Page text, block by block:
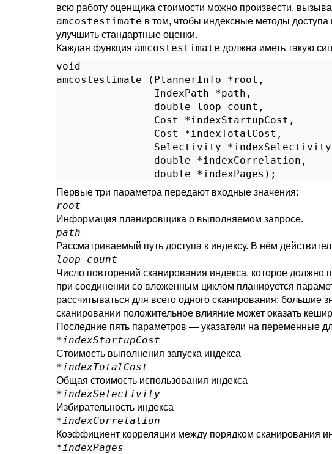
всю работу оценщика стоимости можно произвести,
amcostestimate в том, чтобы индексные методы
улучшить стандартные оценки.
Каждая функция amcostestimate должна иметь такую
void
amcostestimate (PlannerInfo *root,
                IndexPath *path,
                double loop_count,
                Cost *indexStartupCost,
                Cost *indexTotalCost,
Selectivity
                double *indexCorrelation,
                double *indexPages);
Первые три параметра передают входные значения:
root
Информация планировщика о выполняемом запросе.
path
Рассматриваемый путь доступа к индексу. В нём
loop_count
Число повторений сканирования индекса, которое
при соединении со вложенным циклом планируется
рассчитываться для всего одного сканирования; большие
сканировании положительное влияние может оказать
Последние пять параметров — указатели на переменные
*indexStartupCost
Стоимость выполнения запуска индекса
*indexTotalCost
Общая стоимость использования индекса
*indexSelectivity
Избирательность индекса
*indexCorrelation
Коэффициент корреляции между порядком сканирования
*indexPages